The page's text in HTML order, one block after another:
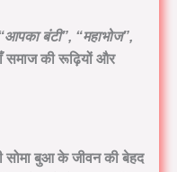
बंटी”, “महाभोज”,
समाज की रूढ़ियों और
सोमा बुआके जीवन की बेहद